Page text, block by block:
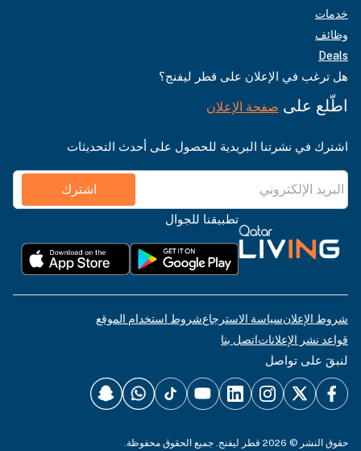
خدمات
وظائف
Deals
هل ترغب في الإعلان على قطر ليفنج؟
اطّلع على صفحة الإعلان
اشترك في نشرتنا البريدية للحصول على أحدث التحديثات
اشترك
تطبيقنا للجوال
شروط الإعلانسياسة الاسترجاعشروط استخدام الموقع
قواعد نشر الإعلاناتاتصل بنا
لنبقَ على تواصل
حقوق النشر © 2026 قطر ليفنج. جميع الحقوق محفوظة.